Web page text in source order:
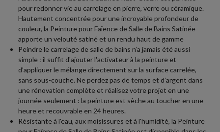
pour redonner vie au carrelage en pierre, verre ou céramique.
Hautement concentrée pour une incroyable profondeur de
couleur, la Peinture pour Faïence de Salle de Bains Satinée
apporte un velouté satiné et un rendu haut de gamme
Peindre le carrelage de salle de bains n’a jamais été aussi
simple : il suffit d'ajouter l'activateur à la peinture et
d’appliquer le mélange directement sur la surface carrelée,
sans sous-couche. Ne perdez pas de temps et d’argent dans
une rénovation complète et réalisez votre projet en une
journée seulement : la peinture est sèche au toucher en une
heure et recouvrable en 24 heures.
Résistante à l'eau, aux moisissures et à l'humidité, la Peinture